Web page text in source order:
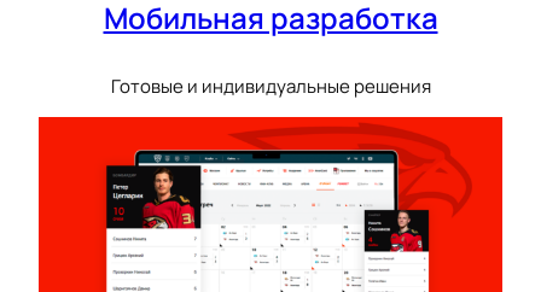
Мобильная разработка
Готовые и индивидуальные решения